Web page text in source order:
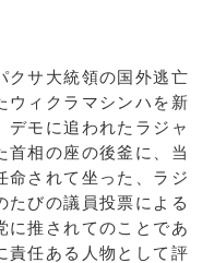
サ大統領の国外逃亡
ウィクラマシンハを新
デモに追われたラジャ
首相の座の後釜に、当
命されて坐った、ラジ
たびの議員投票による
に推されてのことであ
責任ある人物として評